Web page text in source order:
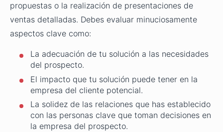
propuestas o la realización de presentaciones de
ventas detalladas. Debes evaluar minuciosamente
aspectos clave como:
La adecuación de tu solución a las necesidades
del prospecto.
El impacto que tu solución puede tener en la
empresa del cliente potencial.
La solidez de las relaciones que has establecido
con las personas clave que toman decisiones en
la empresa del prospecto.